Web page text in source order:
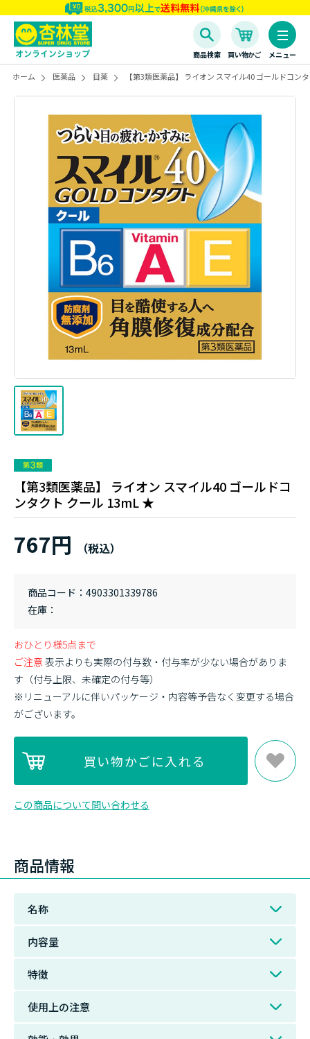
商品検索 買い物かご メニュー
ホーム 医薬品 目薬 【第3類医薬品】 ライオン スマイル40 ゴールドコン
【第3類医薬品】 ライオン スマイル40 ゴールドコ
ンタクト クール 13mL ★
767円
商品コード
4903301339786
在庫
おひとり様5点まで
ご注意 表示よりも実際の付与数・付与率が少ない場合がありま
す（付与上限、未確定の付与等）
※リニューアルに伴いパッケージ・内容等予告なく変更する場合
がございます。
この商品について問い合わせる
商品情報
名称
内容量
特徴
使用上の注意